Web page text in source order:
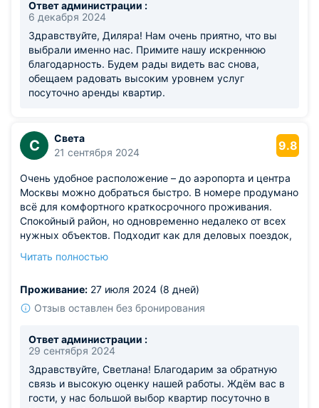
Ответ администрации :
6 декабря 2024
Здравствуйте, Диляра! Нам очень приятно, что вы
выбрали именно нас. Примите нашу искреннюю
благодарность. Будем рады видеть вас снова,
обещаем радовать высоким уровнем услуг
посуточно аренды квартир.
С
Света
21 сентября 2024
9.8
Очень удобное расположение – до аэропорта и центра
Москвы можно добраться быстро. В номере продумано
всё для комфортного краткосрочного проживания.
Спокойный район, но одновременно недалеко от всех
нужных объектов. Подходит как для деловых поездок,
Из недостатков: небольшой минус – плохо работала
Читать полностью
Проживание: 27 июля 2024 (8 дней)
Отзыв оставлен без бронирования
Ответ администрации :
29 сентября 2024
Здравствуйте, Светлана! Благодарим за обратную
связь и высокую оценку нашей работы. Ждём вас в
гости, у нас большой выбор квартир посуточно в